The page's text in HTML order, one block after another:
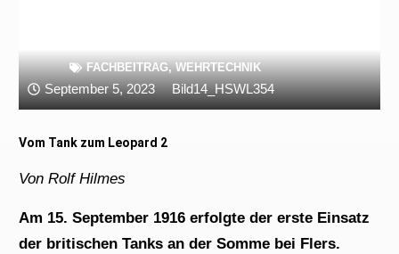
FACHBEITRAG,WEHRTECHNIK
September 5, 2023 Bild14_HSWL354
Vom Tank zum Leopard 2
Von Rolf Hilmes
Am 15. September 1916 erfolgte der erste Einsatz
der britischen Tanks an der Somme bei Flers.